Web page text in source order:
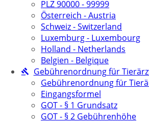
PLZ 90000 - 99999
Österreich - Austria
Schweiz - Switzerland
Luxemburg - Luxembourg
Holland - Netherlands
Belgien - Belgique
Gebührenordnung für
Gebührenordnung für
Eingangsformel
GOT - § 1 Grundsatz
GOT - § 2 Gebührenhöhe